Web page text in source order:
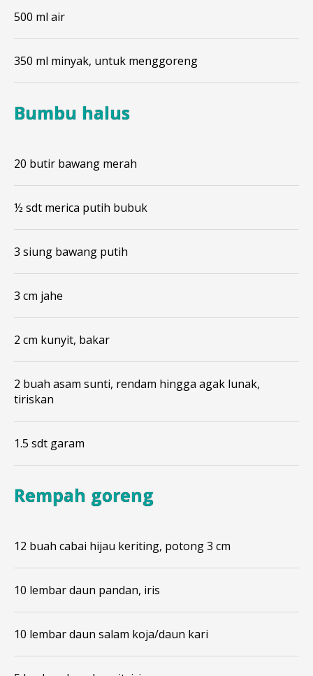
500 ml air
350 ml minyak, untuk menggoreng
Bumbu halus
20 butir bawang merah
½ sdt merica putih bubuk
3 siung bawang putih
3 cm jahe
2 cm kunyit, bakar
2 buah asam sunti, rendam hingga agak lunak,
tiriskan
1.5 sdt garam
Rempah goreng
12 buah cabai hijau keriting, potong 3 cm
10 lembar daun pandan, iris
10 lembar daun salam koja/daun kari